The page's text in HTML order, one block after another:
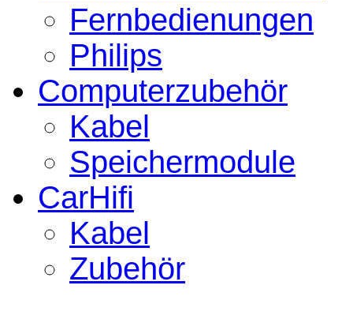
Fernbedienungen
Philips
Computerzubehör
Kabel
Speichermodule
CarHifi
Kabel
Zubehör